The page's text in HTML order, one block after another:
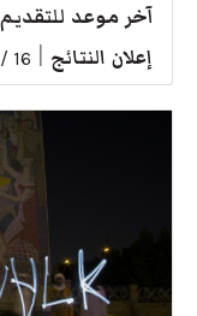
آخر موعد للتقديم
إعلان النتائج 16 / 11 / 2026